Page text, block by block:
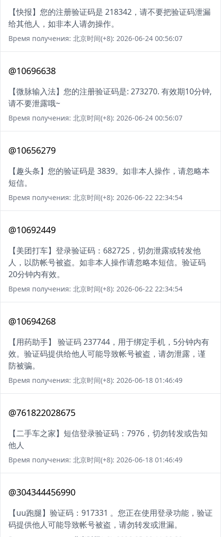
【快报】您的注册验证码是 218342，请不要把验证码泄漏
给其他人，如非本人请勿操作。
Время получения: 北京时间(+8): 2026-06-24 00:56:07
@10696638
【微脉输入法】您的注册验证码是: 273270. 有效期10分钟,
请不要泄露哦~
Время получения: 北京时间(+8): 2026-06-24 00:56:07
@10656279
【趣头条】您的验证码是 3839。如非本人操作，请忽略本
短信。
Время получения: 北京时间(+8): 2026-06-22 22:34:54
@10692449
【美团打车】登录验证码：682725，切勿泄露或转发他
人，以防帐号被盗。如非本人操作请忽略本短信。验证码
20分钟内有效。
Время получения: 北京时间(+8): 2026-06-22 22:34:54
@10694268
【用药助手】 验证码 237744，用于绑定手机，5分钟内有
效。验证码提供给他人可能导致帐号被盗，请勿泄露，谨
防被骗。
Время получения: 北京时间(+8): 2026-06-18 01:46:49
@761822028675
【二手车之家】短信登录验证码：7976，切勿转发或告知
他人
Время получения: 北京时间(+8): 2026-06-18 01:46:49
@304344456990
【uu跑腿】验证码：917331 。您正在使用登录功能，验证
码提供他人可能导致帐号被盗，请勿转发或泄漏。